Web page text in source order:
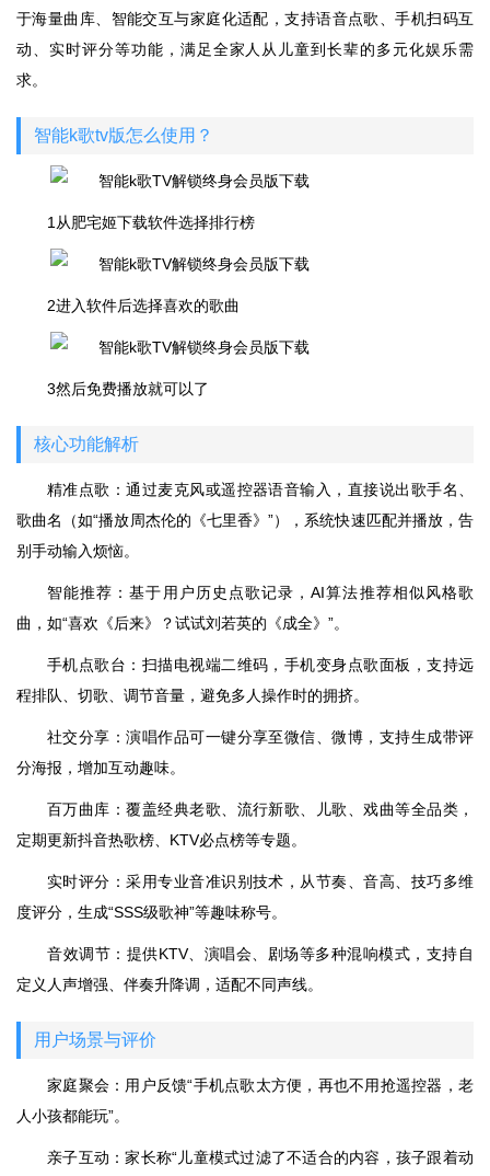
于海量曲库、智能交互与家庭化适配，支持语音点歌、手机扫码互
动、实时评分等功能，满足全家人从儿童到长辈的多元化娱乐需
求。
智能k歌tv版怎么使用？
1从肥宅姬下载软件选择排行榜
2进入软件后选择喜欢的歌曲
3然后免费播放就可以了
核心功能解析
精准点歌：通过麦克风或遥控器语音输入，直接说出歌手名、
歌曲名（如“播放周杰伦的《七里香》”），系统快速匹配并播放，告
别手动输入烦恼。
智能推荐：基于用户历史点歌记录，AI算法推荐相似风格歌
曲，如“喜欢《后来》？试试刘若英的《成全》”。
手机点歌台：扫描电视端二维码，手机变身点歌面板，支持远
程排队、切歌、调节音量，避免多人操作时的拥挤。
社交分享：演唱作品可一键分享至微信、微博，支持生成带评
分海报，增加互动趣味。
百万曲库：覆盖经典老歌、流行新歌、儿歌、戏曲等全品类，
定期更新抖音热歌榜、KTV必点榜等专题。
实时评分：采用专业音准识别技术，从节奏、音高、技巧多维
度评分，生成“SSS级歌神”等趣味称号。
音效调节：提供KTV、演唱会、剧场等多种混响模式，支持自
定义人声增强、伴奏升降调，适配不同声线。
用户场景与评价
家庭聚会：用户反馈“手机点歌太方便，再也不用抢遥控器，老
人小孩都能玩”。
亲子互动：家长称“儿童模式过滤了不适合的内容，孩子跟着动